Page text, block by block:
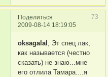
Поделиться
73
2009-08-14 18:19:05
oksagalal , Эт спец лак,
как называется (честно
сказать) не знаю...мне
его отлила Тамара....я